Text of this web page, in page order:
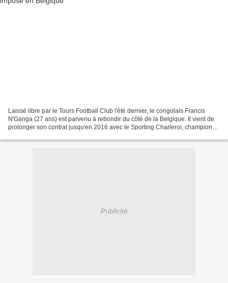
Laissé libre par le Tours Football Club l'été dernier, le congolais Francis
N'Ganga (27 ans) est parvenu à rebondir du côté de la Belgique. Il vient de
prolonger son contrat jusqu'en 2016 avec le Sporting Charleroi, champion
Publicité